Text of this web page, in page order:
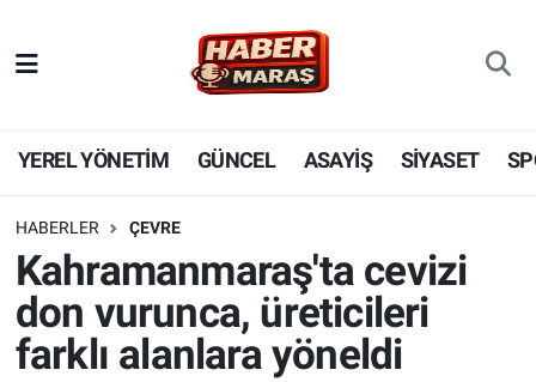
YEREL YÖNETİM GÜNCEL ASAYİŞ SİYASET
HABERLER ÇEVRE
Kahramanmaraş'ta cevizi
don vurunca, üreticileri
farklı alanlara yöneldi
YEREL YÖNETİM
GÜNCEL
KADIN AİLE
SPOR
Nöbetçi Eczaneler
Hava Durumu
Süper Lig Puan Durumu ve Fikstür
Tüm Manşetler